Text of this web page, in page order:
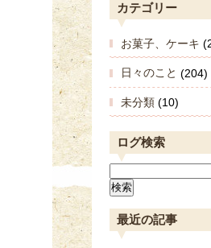
カテゴリー
お菓子、ケーキ
日々のこと (204)
未分類 (10)
ログ検索
最近の記事